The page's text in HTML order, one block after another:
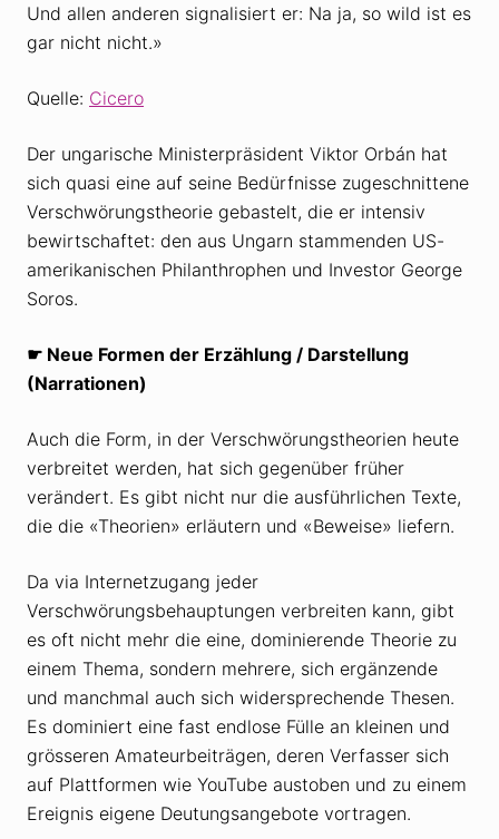
Und allen anderen signalisiert er: Na ja, so wild ist es
gar nicht nicht.»
Quelle: Cicero
Der ungarische Ministerpräsident Viktor Orbán hat
sich quasi eine auf seine Bedürfnisse zugeschnittene
Verschwörungstheorie gebastelt, die er intensiv
bewirtschaftet: den aus Ungarn stammenden US-
amerikanischen Philanthrophen und Investor George
Soros.
☛ Neue Formen der Erzählung / Darstellung
(Narrationen)
Auch die Form, in der Verschwörungstheorien heute
verbreitet werden, hat sich gegenüber früher
verändert. Es gibt nicht nur die ausführlichen Texte,
die die «Theorien» erläutern und «Beweise» liefern.
Da via Internetzugang jeder
Verschwörungsbehauptungen verbreiten kann, gibt
es oft nicht mehr die eine, dominierende Theorie zu
einem Thema, sondern mehrere, sich ergänzende
und manchmal auch sich widersprechende Thesen.
Es dominiert eine fast endlose Fülle an kleinen und
grösseren Amateurbeiträgen, deren Verfasser sich
auf Plattformen wie YouTube austoben und zu einem
Ereignis eigene Deutungsangebote vortragen.